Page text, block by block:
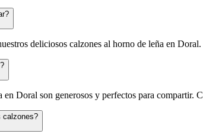
deliciosos calzones al horno de leña en
Doral son generosos y perfectos para compartir.
calzones?